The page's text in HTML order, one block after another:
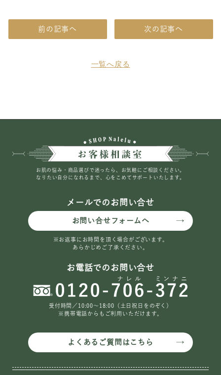
前の記事へ
一覧へ戻る
次の記事へ
お肌の悩み・商品選びで迷ったら、お気軽にご相談ください。
なりたい自分になれるまで、心をこめてサポートいたします。
メールでのお問い合せ
お問い合せフォームへ
※お返事にお時間を頂く場合がございます。
あらかじめご了承ください。
お電話でのお問い合せ
受付時間／10:00〜18:00（土日祝日をのぞく）
※携帯電話からもご利用いただけます。
よくあるご質問はこちら